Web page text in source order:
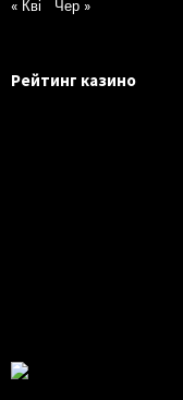
« Кві Чер »
Рейтинг казино